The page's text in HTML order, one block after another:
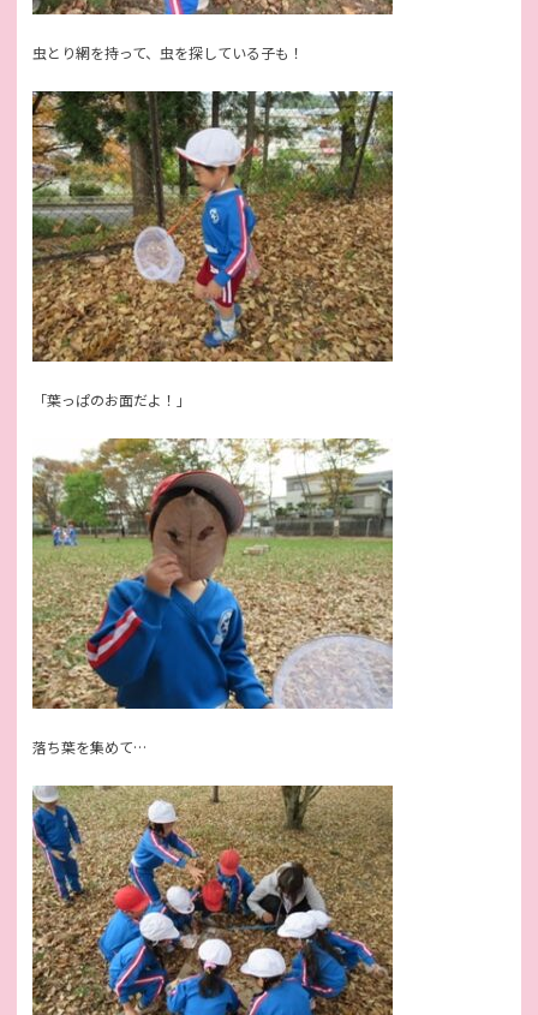
虫とり網を持って、虫を探している子も！
「葉っぱのお面だよ！」
落ち葉を集めて…